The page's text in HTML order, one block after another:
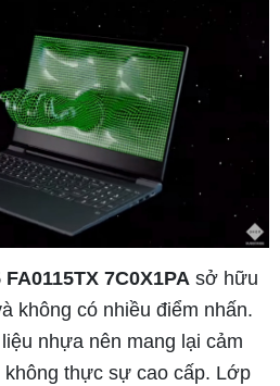
7C0X1PA sở hữu
không có nhiều điểm nhấn.
nhựa nên mang lại cảm
thực sự cao cấp. Lớp